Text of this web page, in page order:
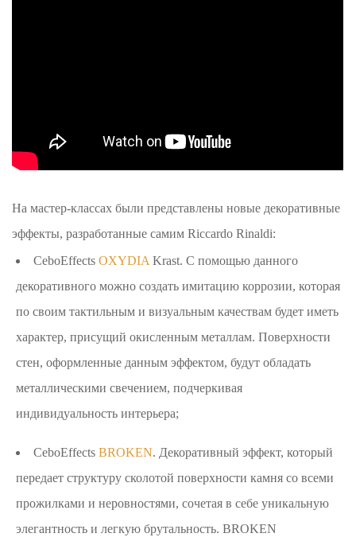
На мастер-классах были представлены новые декоративные
эффекты, разработанные самим Riccardo Rinaldi:
CeboEffectsOXYDIA Krast. С помощью данного
декоративного можно создать имитацию коррозии, которая
по своим тактильным и визуальным качествам будет иметь
характер, присущий окисленным металлам. Поверхности
стен, оформленные данным эффектом, будут обладать
металлическими свечением, подчеркивая
индивидуальность интерьера;
CeboEffectsBROKEN. Декоративный эффект, который
передает структуру сколотой поверхности камня со всеми
прожилками и неровностями, сочетая в себе уникальную
элегантность и легкую брутальность. BROKEN